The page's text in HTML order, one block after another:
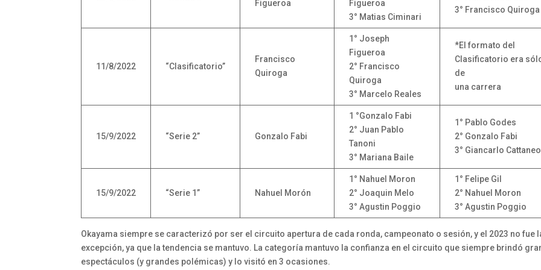
Figueroa
Figueroa
3° Matias Ciminari
3° Francisco Quiroga
11/8/2022 “Clasificatorio”
Francisco
Quiroga
1° Joseph
Figueroa
2° Francisco
Quiroga
3° Marcelo Reales
*El formato del
Clasificatorio era
de
una carrera
15/9/2022 “Serie 2” Gonzalo Fabi
1 °Gonzalo Fabi
2° Juan Pablo
Tanoni
3° Mariana Baile
1° Pablo Godes
2° Gonzalo Fabi
3° Giancarlo Cattaneo
15/9/2022 “Serie 1” Nahuel Morón
1° Nahuel Moron
2° Joaquin Melo
3° Agustin Poggio
1° Felipe Gil
2° Nahuel Moron
3° Agustin Poggio
Okayama siempre se caracterizó por ser el circuito apertura de cada ronda, campeonato o sesión, y el 2023 no fue
excepción, ya que la tendencia se mantuvo. La categoría mantuvo la confianza en el circuito que siempre brindó
espectáculos (y grandes polémicas) y lo visitó en 3 ocasiones.